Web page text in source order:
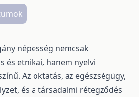
népesség nemcsak
és etnikai, hanem nyelvi
Az oktatás, az egészségügy,
és a társadalmi rétegződés